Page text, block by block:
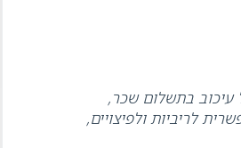
בתשלום שכר,
לריביות ולפיצויים,